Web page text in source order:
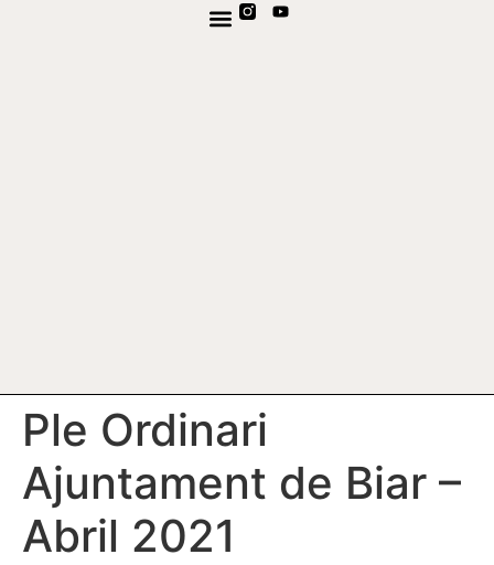
Ple Ordinari
Ajuntament de Biar –
Abril 2021